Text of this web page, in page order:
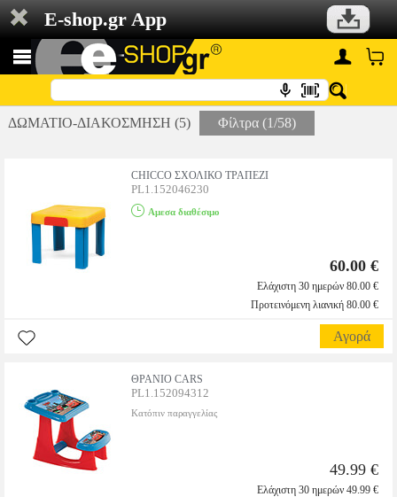
E-shop.gr App
ΔΩΜΑΤΙΟ-ΔΙΑΚΟΣΜΗΣΗ (5) Φίλτρα (1/58)
CHICCO ΣΧΟΛΙΚΟ ΤΡΑΠΕΖΙ
PL1.152046230
Αμεσα διαθέσιμο
60.00 €
Ελάχιστη 30 ημερών 80.00 €
Προτεινόμενη λιανική 80.00 €
Αγορά
ΘΡΑΝΙΟ CARS
PL1.152094312
Κατόπιν παραγγελίας
49.99 €
Ελάχιστη 30 ημερών 49.99 €